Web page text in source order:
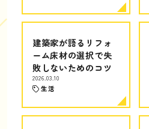
建築家が語るリフォ
ーム床材の選択で失
敗しないためのコツ
2026.03.10
生活